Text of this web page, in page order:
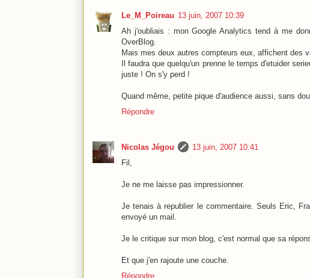
Le_M_Poireau 13 juin, 2007 10:39
Ah j'oubliais : mon Google Analytics tend à me
OverBlog.
Mais mes deux autres compteurs eux, affichent des
Il faudra que quelqu'un prenne le temps d'etuider
juste ! On s'y perd !
Quand même, petite pique d'audience aussi, sans
Répondre
Nicolas Jégou
13 juin, 2007 10:41
Fil,
Je ne me laisse pas impressionner.
Je tenais à republier le commentaire. Seuls Eric,
envoyé un mail.
Je le critique sur mon blog, c'est normal que sa
Et que j'en rajoute une couche.
Répondre